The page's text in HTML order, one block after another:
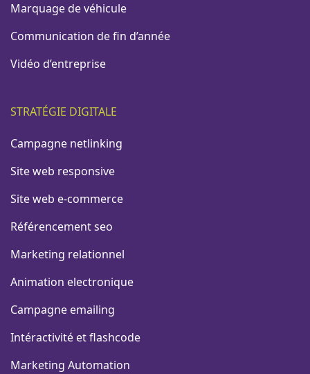
Marquage de véhicule
Communication de fin d’année
Vidéo d’entreprise
STRATÉGIE DIGITALE
Campagne netlinking
Site web responsive
Site web e-commerce
Référencement seo
Marketing relationnel
Animation electronique
Campagne emailing
Intéractivité et flashcode
Marketing Automation